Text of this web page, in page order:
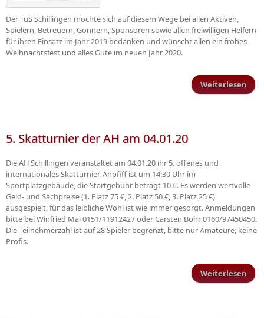
Der TuS Schillingen möchte sich auf diesem Wege bei allen Aktiven,
Spielern, Betreuern, Gönnern, Sponsoren sowie allen freiwilligen Helfern
für ihren Einsatz im Jahr 2019 bedanken und wünscht allen ein frohes
Weihnachtsfest und alles Gute im neuen Jahr 2020.
Weiterlesen
5. Skatturnier der AH am 04.01.20
Die AH Schillingen veranstaltet am 04.01.20 ihr 5. offenes und
internationales Skatturnier. Anpfiff ist um 14:30 Uhr im
Sportplatzgebäude, die Startgebühr beträgt 10 €. Es werden wertvolle
Geld- und Sachpreise (1. Platz 75 €, 2. Platz 50 €, 3. Platz 25 €)
ausgespielt, für das leibliche Wohl ist wie immer gesorgt. Anmeldungen
bitte bei Winfried Mai 0151/11912427 oder Carsten Bohr 0160/97450450.
Die Teilnehmerzahl ist auf 28 Spieler begrenzt, bitte nur Amateure, keine
Profis.
Weiterlesen